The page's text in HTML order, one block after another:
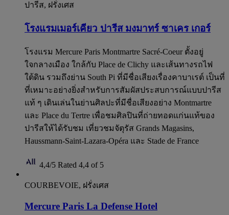
ปารีส, ฝรั่งเศส
โรงแรมเมอร์เคียว ปารีส มงมาทร์ ซาเคร เกอร์
โรงแรม Mercure Paris Montmartre Sacré-Coeur ตั้งอยู่
ใจกลางเมือง ใกล้กับ Place de Clichy และเส้นทางรถไฟ
ใต้ดิน รวมถึงย่าน South Pi ที่มีชื่อเสียงเรื่องคาบาเรต์ เป็นที่
ที่เหมาะอย่างยิ่งสำหรับการสัมผัสประสบการณ์แบบปารีส
แท้ ๆ เดินเล่นในย่านศิลปะที่มีชื่อเสียงอย่าง Montmartre
และ Place du Tertre เพื่อชมศิลปินที่ถ่ายทอดแก่นแท้ของ
ปารีสให้ได้รับชม เที่ยวชมจัตุรัส Grands Magasins,
Haussmann-Saint-Lazara-Opéra และ Stade de France
4,4/5 Rated 4,4 of 5
COURBEVOIE, ฝรั่งเศส
Mercure Paris La Defense Hotel